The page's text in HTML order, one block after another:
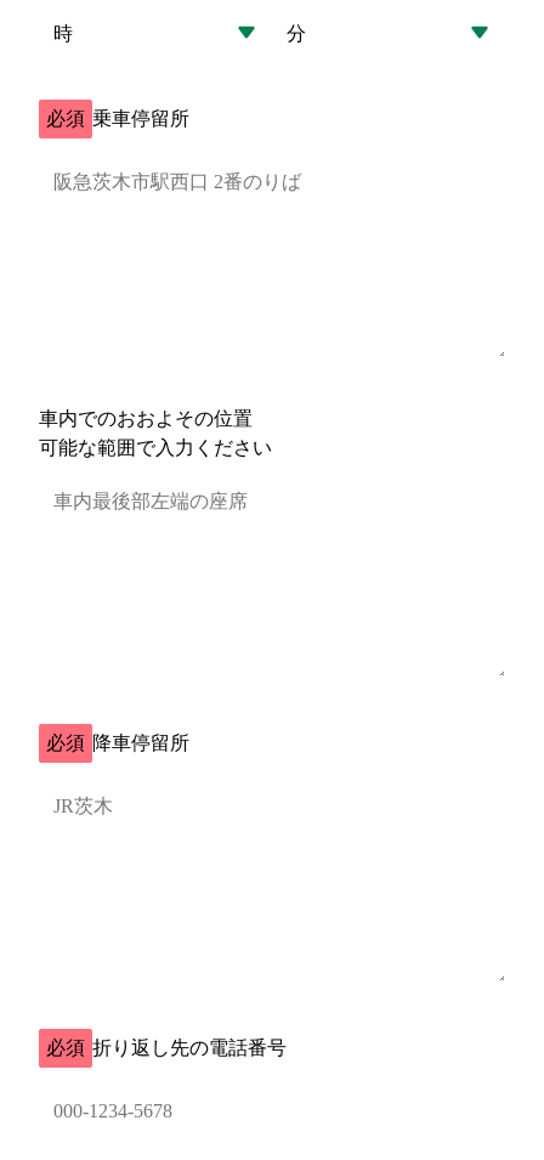
必須 乗車停留所
車内でのおおよその位置
可能な範囲で入力ください
必須 降車停留所
必須 折り返し先の電話番号